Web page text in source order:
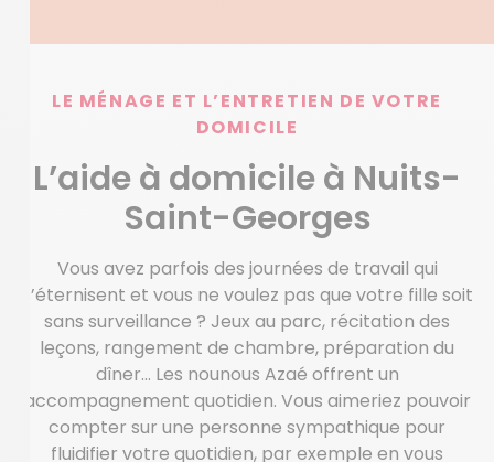
LE MÉNAGE ET L’ENTRETIEN DE VOTRE
DOMICILE
L’aide à domicile à Nuits-
Saint-Georges
Vous avez parfois des journées de travail qui
s’éternisent et vous ne voulez pas que votre fille soit
sans surveillance ? Jeux au parc, récitation des
leçons, rangement de chambre, préparation du
dîner… Les nounous Azaé offrent un
accompagnement quotidien. Vous aimeriez pouvoir
compter sur une personne sympathique pour
fluidifier votre quotidien, par exemple en vous